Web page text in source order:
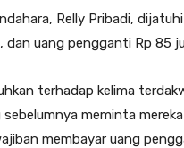
Relly Pribadi,
dan uang pengganti Rp 85
terhadap kelima
sebelumnya meminta
membayar uang